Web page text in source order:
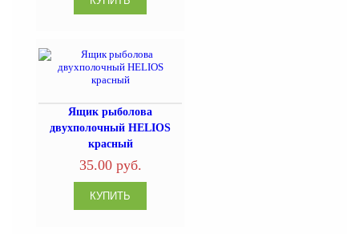
Ящик рыболова
двухполочный HELIOS
красный
35.00 руб.